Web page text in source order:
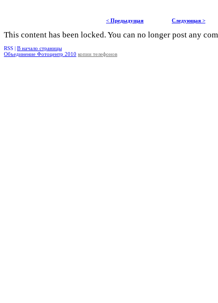
< Предыдущая Следующая >
This content has been locked. You can no longer post any
RSS | В начало страницы
Объединение Фотоцентр 2010 копии телефонов